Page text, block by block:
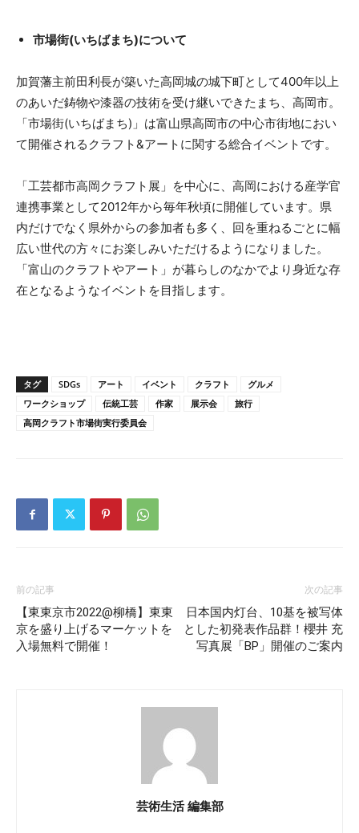
市場街(いちばまち)について
加賀藩主前田利長が築いた高岡城の城下町として400年以上
のあいだ鋳物や漆器の技術を受け継いできたまち、高岡市。
「市場街(いちばまち)」は富山県高岡市の中心市街地におい
て開催されるクラフト&アートに関する総合イベントです。
「工芸都市高岡クラフト展」を中心に、高岡における産学官
連携事業として2012年から毎年秋頃に開催しています。県
内だけでなく県外からの参加者も多く、回を重ねるごとに幅
広い世代の方々にお楽しみいただけるようになりました。
「富山のクラフトやアート」が暮らしのなかでより身近な存
在となるようなイベントを目指します。
タグ SDGs アート イベント クラフト
グルメ
ワークショップ
伝統工芸 作家 展示会
旅行
高岡クラフト市場街実行委員会
前の記事
【東東京市2022@柳橋】東東
京を盛り上げるマーケットを
入場無料で開催！
次の記事
日本国内灯台、10基を被写体
とした初発表作品群！櫻井 充
写真展「BP」開催のご案内
芸術生活 編集部